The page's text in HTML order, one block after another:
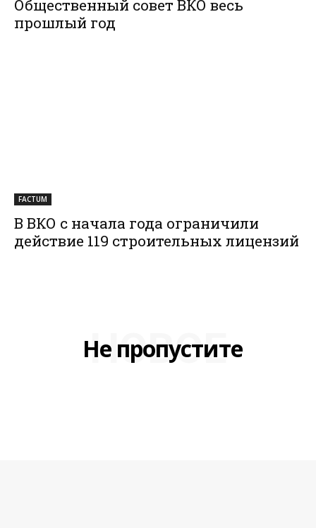
Общественный совет ВКО весь
прошлый год
FACTUM
В ВКО с начала года ограничили
действие 119 строительных лицензий
Не пропустите
НОВОЕ